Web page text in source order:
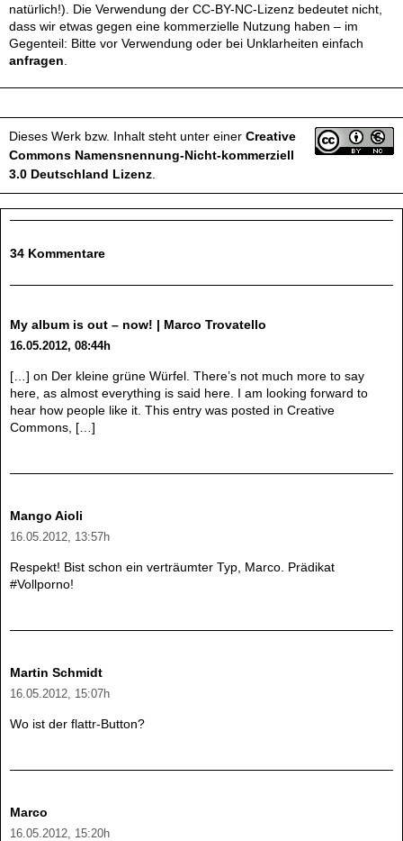
natürlich!). Die Verwendung der CC-BY-NC-Lizenz bedeutet nicht,
dass wir etwas gegen eine kommerzielle Nutzung haben – im
Gegenteil: Bitte vor Verwendung oder bei Unklarheiten einfach
anfragen
Dieses Werk bzw. Inhalt steht unter einer Creative
Commons Namensnennung-Nicht-kommerziell
3.0 Deutschland Lizenz
34 Kommentare
My album is out – now! | Marco Trovatello
16.05.2012, 08:44h
[…] on Der kleine grüne Würfel. There’s not much more to say
here, as almost everything is said here. I am looking forward to
hear how people like it. This entry was posted in Creative
Commons, […]
Mango Aioli
16.05.2012, 13:57h
Respekt! Bist schon ein verträumter Typ, Marco. Prädikat
#Vollporno!
Martin Schmidt
16.05.2012, 15:07h
Wo ist der flattr-Button?
Marco
16.05.2012, 15:20h